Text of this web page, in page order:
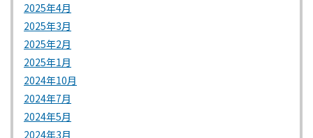
2025年4月
2025年3月
2025年2月
2025年1月
2024年10月
2024年7月
2024年5月
2024年3月